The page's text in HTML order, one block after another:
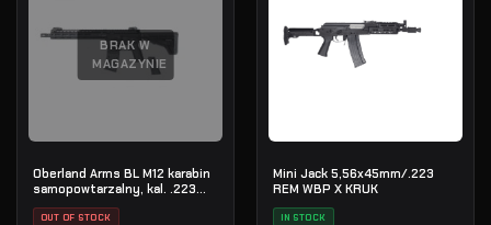
BRAK W
MAGAZYNIE
Oberland Arms BL M12 karabin
samopowtarzalny, kal. .223
Rem
OUT OF STOCK
Mini Jack 5,56x45mm/.223
REM WBP X KRUK
IN STOCK